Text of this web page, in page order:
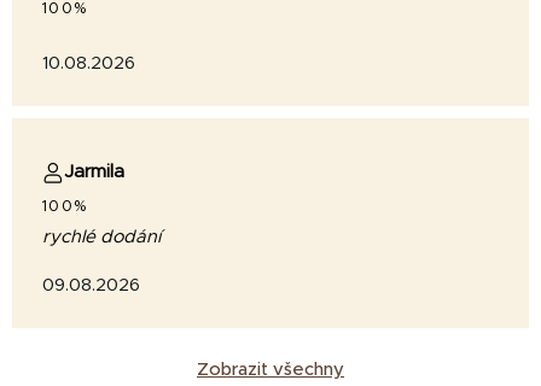
100%
10.08.2026
Jarmila
100%
rychlé dodání
09.08.2026
Zobrazit všechny